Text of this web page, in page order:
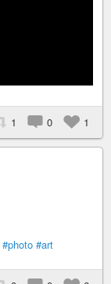
1 0 1
#photo #art